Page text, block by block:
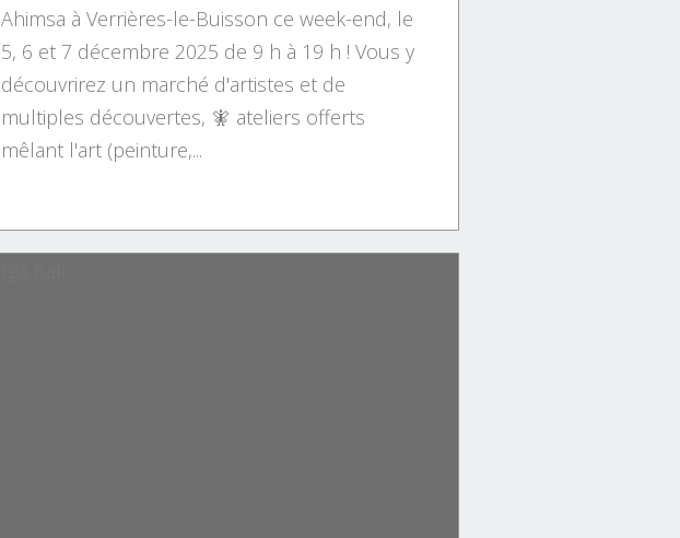
Ahimsa à Verrières-le-Buisson ce week-end, le
5, 6 et 7 décembre 2025 de 9 h à 19 h ! Vous y
découvrirez un marché d'artistes et de
multiples découvertes, 🧚 ateliers offerts
mêlant l'art (peinture,...